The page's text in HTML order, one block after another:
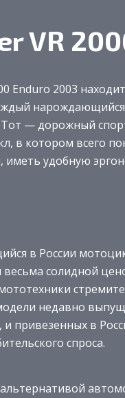
VR
Enduro 2003
— дорожный
в котором всего
удобную
в России
солидной
недавно
и привезенных в
спроса.